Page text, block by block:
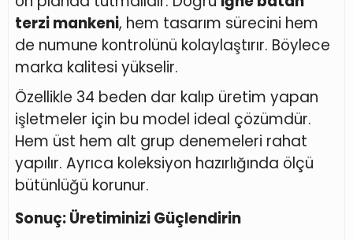
terzi mankeni, hem tasarım sürecini hem
de numune kontrolünü kolaylaştırır. Böylece
marka kalitesi yükselir.
Özellikle 34 beden dar kalıp üretim yapan
işletmeler için bu model ideal çözümdür.
Hem üst hem alt grup denemeleri rahat
yapılır. Ayrıca koleksiyon hazırlığında ölçü
bütünlüğü korunur.
Sonuç: Üretiminizi Güçlendirin